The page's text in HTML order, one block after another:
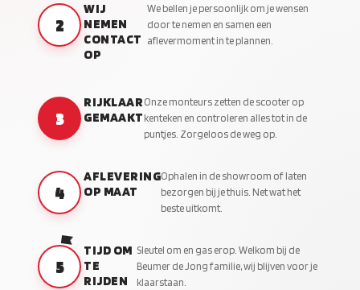
2
WIJ
NEMEN
CONTACT
OP
We bellen je persoonlijk om je wensen
door te nemen en samen een
aflevermoment in te plannen.
3
RIJKLAAR
GEMAAKT
Onze monteurs zetten de scooter op
kenteken en controleren alles tot in de
puntjes. Zorgeloos de weg op.
4
AFLEVERING
OP MAAT
Ophalen in de showroom of laten
bezorgen bij je thuis. Net wat het
beste uitkomt.
5
TIJD OM
TE
RIJDEN
Sleutel om en gas erop. Welkom bij de
Beumer de Jong familie, wij blijven voor je
klaarstaan.